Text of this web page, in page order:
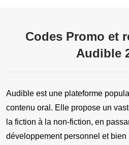
Codes Promo et
Audible
Audible est une plateforme
contenu oral. Elle propose un
la fiction à la non-fiction, en
développement personnel et